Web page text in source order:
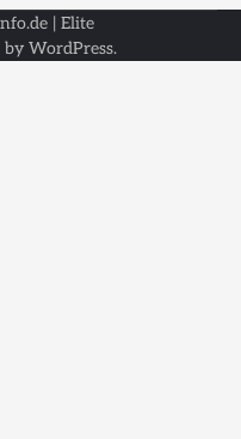
| Elite
by WordPress.